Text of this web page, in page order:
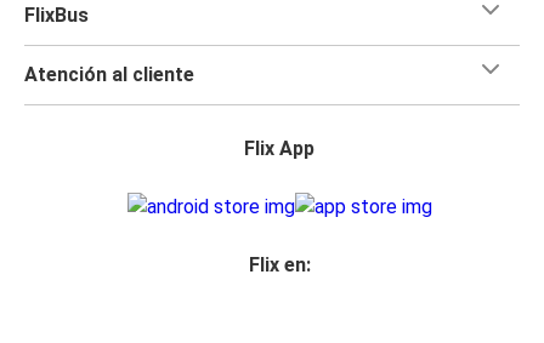
FlixBus
Atención al cliente
Flix App
Flix en: